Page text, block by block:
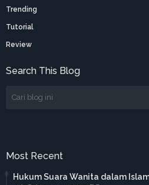
Trending
Tutorial
Review
Search This Blog
Most Recent
Hukum Suara Wanita dalam